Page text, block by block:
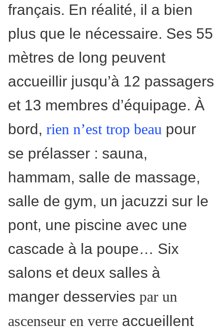
français. En réalité, il a bien
plus que le nécessaire. Ses 55
mètres de long peuvent
accueillir jusqu’à 12 passagers
et 13 membres d’équipage. À
bord, rien n’est trop beau pour
se prélasser : sauna,
hammam, salle de massage,
salle de gym, un jacuzzi sur le
pont, une piscine avec une
cascade à la poupe… Six
salons et deux salles à
manger desservies par un
ascenseur en verre accueillent